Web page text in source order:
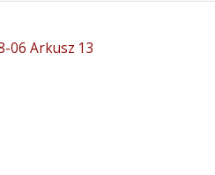
06 Arkusz 13